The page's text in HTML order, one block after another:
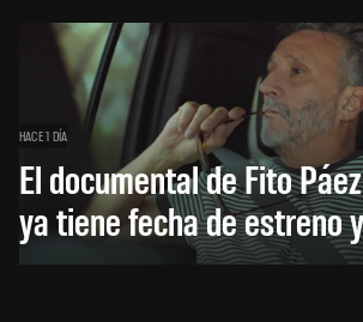
HACE 1 DÍA
El documental de Fito
ya tiene fecha de estreno